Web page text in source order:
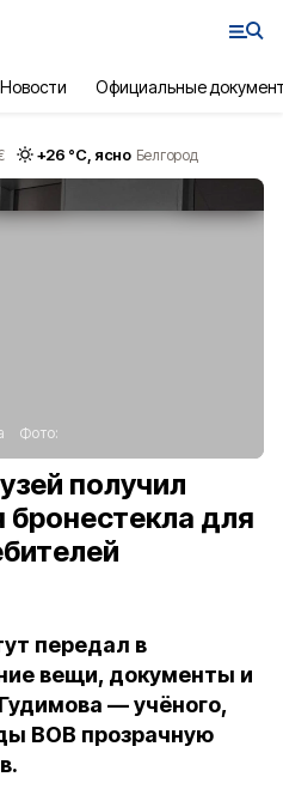
Новости Официальные
+26 °С, ясно Белгород
Фото:
получил
бронестекла для
передал в
вещи, документы и
— учёного,
ВОВ прозрачную